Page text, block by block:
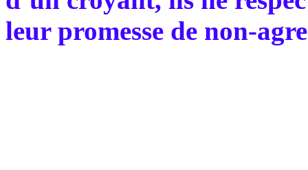
leur promesse de non-